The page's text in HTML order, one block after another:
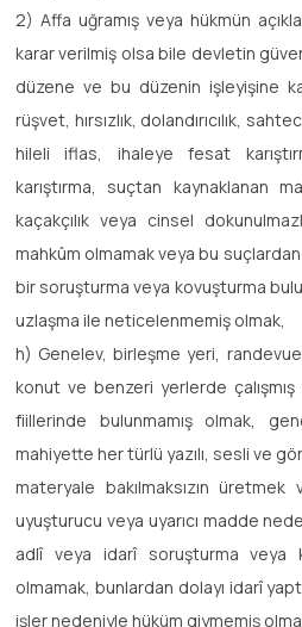
2) Affa uğramış veya hükmün
karar verilmiş olsa bile devletin
düzene ve bu düzenin işleyişine
rüşvet, hırsızlık, dolandırıcılık,
hileli iflas, ihaleye fesat
karıştırma, suçtan kaynaklanan
kaçakçılık veya cinsel
mahkûm olmamak veya bu
bir soruşturma veya kovuşturma
uzlaşma ile neticelenmemiş olmak,
h) Genelev, birleşme yeri,
konut ve benzeri yerlerde çalışmış
fiillerinde bulunmamış olmak,
mahiyette her türlü yazılı, sesli ve
materyale bakılmaksızın
uyuşturucu veya uyarıcı madde
adlî veya idarî soruşturma veya
olmamak, bunlardan dolayı idarî
işler nedeniyle hüküm giymemiş